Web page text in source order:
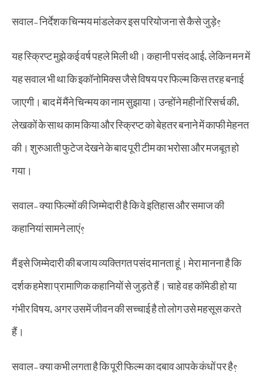
सवाल- निर्देशक चिन्मय मांडलेकर इस परियोजना से कैसे जुड़े?
यह स्क्रिप्ट मुझे कई वर्ष पहले मिली थी। कहानी पसंद आई, लेकिन मन में
यह सवाल भी था कि इकॉनोमिक्स जैसे विषय पर फिल्म किस तरह बनाई
जाएगी। बाद में मैंने चिन्मय का नाम सुझाया। उन्होंने महीनों रिसर्च की,
लेखकों के साथ काम किया और स्क्रिप्ट को बेहतर बनाने में काफी मेहनत
की। शुरुआती फुटेज देखने के बाद पूरी टीम का भरोसा और मजबूत हो
गया।
सवाल- क्या फिल्मों की जिम्मेदारी है कि वे इतिहास और समाज की
कहानियां सामने लाएं?
मैं इसे जिम्मेदारी की बजाय व्यक्तिगत पसंद मानता हूं। मेरा मानना है कि
दर्शक हमेशा प्रामाणिक कहानियों से जुड़ते हैं। चाहे वह कॉमेडी हो या
गंभीर विषय, अगर उसमें जीवन की सच्चाई है तो लोग उसे महसूस करते
हैं।
सवाल- क्या कभी लगता है कि पूरी फिल्म का दबाव आपके कंधों पर है?